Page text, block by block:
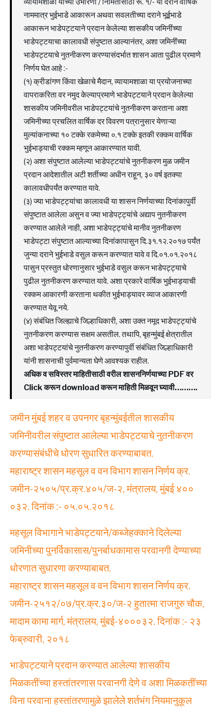
नाममात्र भुईभाडे आकारून अथवा सवलतीच्या दराने भूईभाडे
आकारून भाडेपट्टयाने प्रदान केलेल्या शासकीय जमिनींच्या
भाडेपट्टयाचा कालावधी संपुष्टात आल्यानंतर, अशा जमिनींच्या
भाडेपट्टयाचे नुतनीकरण करण्यासंदर्भात शासन आता पुढील प्रमाणे
निर्णय घेत आहे :-
(१) क्रीडांगण किंवा खेळाचे मैदान, व्यायामशाळा या प्रयोजनाच्या
वापराकरिता वर नमुद केल्याप्रमाणे भाडेपट्टयाने प्रदान केलेल्या
शासकीय जमिनीवरील भाडेपट्टयांचे नुतनीकरण करताना अशा
जमिनीच्या प्रचलित वार्षिक दर विवरण पत्रानुसार येणाऱ्या
मुल्यांकनाच्या १० टक्के रकमेच्या ०.१ टक्के इतकी रक्कम वार्षिक
भुईभाड्याची रक्कम म्हणून आकारण्यात यावी.
(२) अशा संपुष्टात आलेल्या भाडेपट्टयांचे नुतनीकरण मुळ जमीन
प्रदान आदेशातील अटी शर्तीच्या अधीन राहून, ३० वर्ष इतक्या
कालावधीपर्यंत करण्यात यावे.
(३) ज्या भाडेपट्ट्यांचा कालावधी या शासन निर्णयाच्या दिनांकापुर्वी
संपुष्टात आलेला असुन व ज्या भाडेपट्ट्यांचे अद्याप नुतनीकरण
करण्यात आलेले नाही, अशा भाडेपट्ट्यांचे मानीव नुतनीकरण
भाडेपट्टा संपुष्टात आल्याच्या दिनांकापासुन दि.३१.१२.२०१७ पर्यंत
जुन्या दराने भुईभाडे वसुल करून करण्यात यावे व दि.०१.०१.२०१८
पासुन प्रस्तुत धोरणानुसार भुईभाडे वसुल करून भाडेपट्ट्याचे
पुढील नुतनीकरण करण्यात यावे. अशा प्रकारे वार्षिक भुईभाड्याची
रक्कम आकारणी करताना थकीत भुईभाड्यावर व्याज आकारणी
करण्यात येवू नये.
(४) संबंधित जिल्ह्याचे जिल्हाधिकारी, अशा उक्त नमूद भाडेपट्ट्यांचे
नुतनीकरण करण्यास सक्षम असतील. तथापि, बृहन्मुंबई क्षेत्रातील
अशा भाडेपट्टयांचे नुतनीकरण करण्यापुर्वी संबंधित जिल्हाधिकारी
यांनी शासनाची पुर्वमान्यता घेणे आवश्यक राहील.
अधिक व सविस्तर माहितीसाठी वरील शासननिर्णयाच्या PDF वर
Click करून download करून माहिती मिळवून घ्यावी……….
जमीन मुंबई शहर व उपनगर बृहन्मुंबईतील शासकीय
जमिनीवरील संपुष्टात आलेल्या भाडेपट्टयाचे नुतनीकरण
करण्यासंबंधीचे धोरण सुधारित करण्याबाबत.
महाराष्ट्र शासन महसूल व वन विभाग शासन निर्णय क्र.
जमीन-२५०५/प्र.क्र.४०५/ज-२, मंत्रालय, मुंबई ४००
०३२. दिनांक :- ०५.०५.२०१८
महसूल विभागाने भाडेपट्टयाने/कब्जेहक्काने दिलेल्या
जमिनीच्या पुनर्विकासास/पुनर्बाधकामास परवानगी देण्याच्या
धोरणात सुधारणा करण्याबाबत.
महाराष्ट्र शासन महसूल व वन विभाग शासन निर्णय क्र.
जमीन-२५१२/०७/प्र.क्र.३०/ज-२ हुतात्मा राजगुरु चौक,
मादाम कामा मार्ग, मंत्रालय, मुंबई-४०००३२. दिनांक :- २३
फेब्रुवारी, २०१८
भाडेपट्टयाने प्रदान करण्यात आलेल्या शासकीय
मिळकतींच्या हस्तांतरणास परवानगी देणे व अशा मिळकतींच्या
विना परवाना हस्तांतरणामुळे झालेले शर्तभंग नियमानुकूल